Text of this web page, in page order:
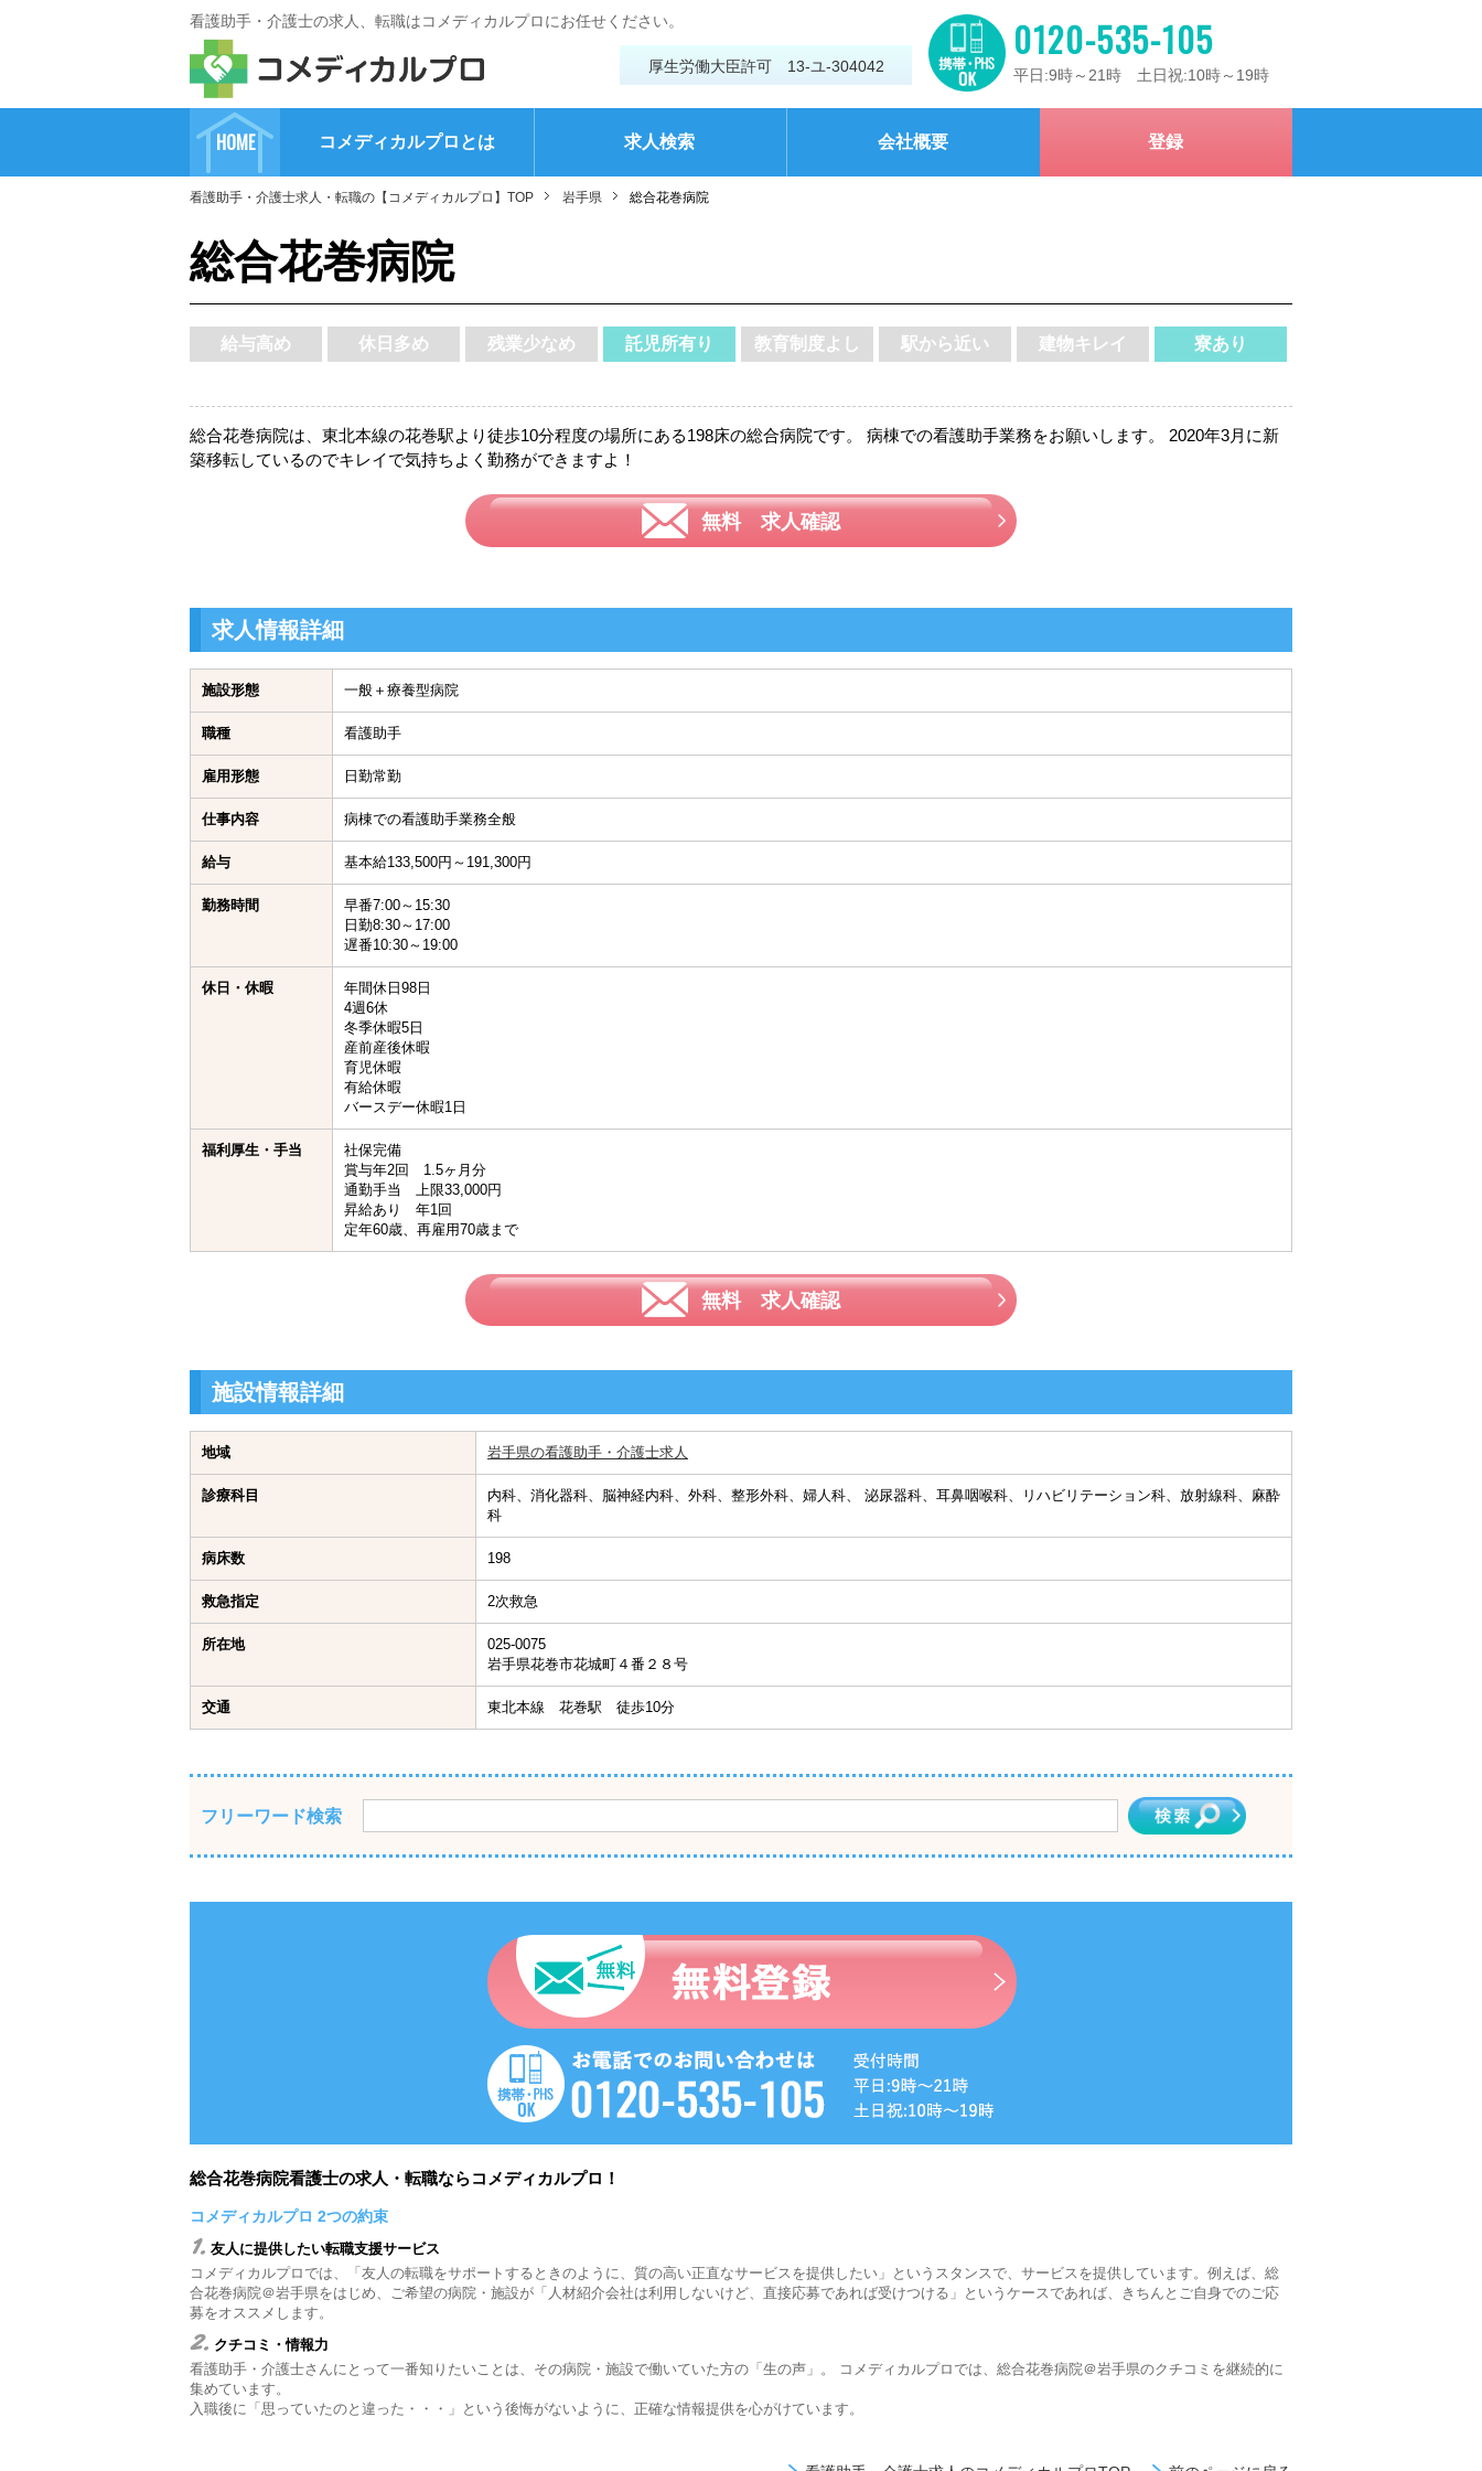
看護助手・介護士の求人、転職はコメディカルプロにお任せください。
厚生労働大臣許可 13-ユ-304042
0120-535-105
平日:9時～21時 土日祝:10時～19時
HOME コメディカルプロとは 求人検索 会社概要 登録
看護助手・介護士求人・転職の【コメディカルプロ】TOP 岩手県 総合花巻病院
総合花巻病院
給与高め 休日多め 残業少なめ 託児所有り 教育制度よし 駅から近い 建物キレイ 寮あり
総合花巻病院は、東北本線の花巻駅より徒歩10分程度の場所にある198床の総合病院です。 病棟での看護助手業務をお願いします。 2020年3月に新
築移転しているのでキレイで気持ちよく勤務ができますよ！
無料 求人確認
求人情報詳細
施設形態 一般＋療養型病院
職種 看護助手
雇用形態 日勤常勤
仕事内容 病棟での看護助手業務全般
給与 基本給133,500円～191,300円
勤務時間
早番7:00～15:30
日勤8:30～17:00
遅番10:30～19:00
休日・休暇
年間休日98日
4週6休
冬季休暇5日
産前産後休暇
育児休暇
有給休暇
バースデー休暇1日
福利厚生・手当
社保完備
賞与年2回 1.5ヶ月分
通勤手当 上限33,000円
昇給あり 年1回
定年60歳、再雇用70歳まで
無料 求人確認
施設情報詳細
地域 岩手県の看護助手・介護士求人
診療科目
内科、消化器科、脳神経内科、外科、整形外科、婦人科、 泌尿器科、耳鼻咽喉科、リハビリテーション科、放射線科、麻酔
科
病床数 198
救急指定 2次救急
所在地
025-0075
岩手県花巻市花城町４番２８号
交通 東北本線 花巻駅 徒歩10分
フリーワード検索
総合花巻病院看護士の求人・転職ならコメディカルプロ！
コメディカルプロ 2つの約束
1. 友人に提供したい転職支援サービス
コメディカルプロでは、「友人の転職をサポートするときのように、質の高い正直なサービスを提供したい」というスタンスで、サービスを提供しています。例えば、総
合花巻病院＠岩手県をはじめ、ご希望の病院・施設が「人材紹介会社は利用しないけど、直接応募であれば受けつける」というケースであれば、きちんとご自身でのご応
募をオススメします。
2. クチコミ・情報力
看護助手・介護士さんにとって一番知りたいことは、その病院・施設で働いていた方の「生の声」。 コメディカルプロでは、総合花巻病院＠岩手県のクチコミを継続的に
集めています。
入職後に「思っていたのと違った・・・」という後悔がないように、正確な情報提供を心がけています。